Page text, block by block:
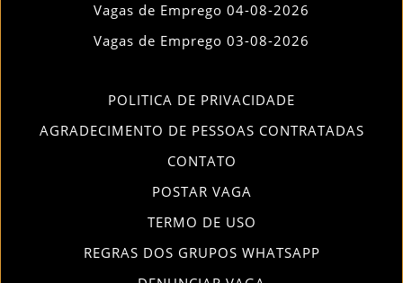
Vagas de Emprego 04-08-2026
Vagas de Emprego 03-08-2026
POLITICA DE PRIVACIDADE
AGRADECIMENTO DE PESSOAS CONTRATADAS
CONTATO
POSTAR VAGA
TERMO DE USO
REGRAS DOS GRUPOS WHATSAPP